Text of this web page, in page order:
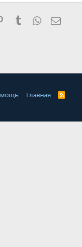
PinterestTumblrWhatsApp
Главная